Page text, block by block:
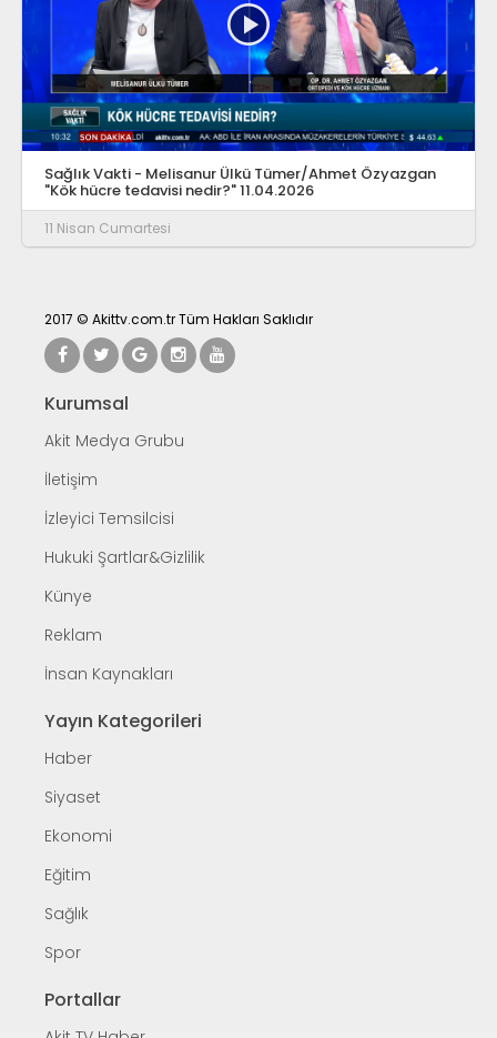
Sağlık Vakti - Melisanur Ülkü Tümer/Ahmet Özyazgan
"Kök hücre tedavisi nedir?" 11.04.2026
11 Nisan Cumartesi
2017 © Akittv.com.tr Tüm Hakları Saklıdır
Kurumsal
Akit Medya Grubu
İletişim
İzleyici Temsilcisi
Hukuki Şartlar&Gizlilik
Künye
Reklam
İnsan Kaynakları
Yayın Kategorileri
Haber
Siyaset
Ekonomi
Eğitim
Sağlık
Spor
Portallar